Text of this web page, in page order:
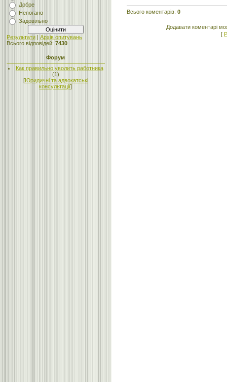
Добре
Непогано
Задовільно
Результати | Архів опитувань
Всього відповідей: 7430
Форум
Как правильно уволить работника
(1)
[Юридичні та адвокатські
консультації]
Всього коментарів: 0
Додавати коментарі
[